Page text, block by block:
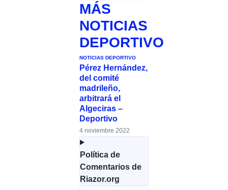
MÁS
NOTICIAS
DEPORTIVO
NOTICIAS DEPORTIVO
Pérez Hernández,
del comité
madrileño,
arbitrará el
Algeciras –
Deportivo
4 noviembre 2022
Política de
Comentarios de
Riazor.org